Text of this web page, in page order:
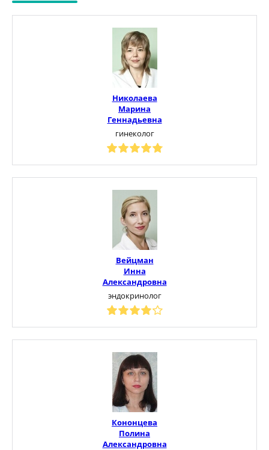
Николаева
Марина
Геннадьевна
гинеколог
Вейцман
Инна
Александровна
эндокринолог
Кононцева
Полина
Александровна